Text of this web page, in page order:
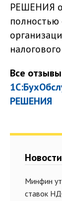
РЕШЕНИЯ
Все
РЕШЕНИЯ
Минфин
ставок